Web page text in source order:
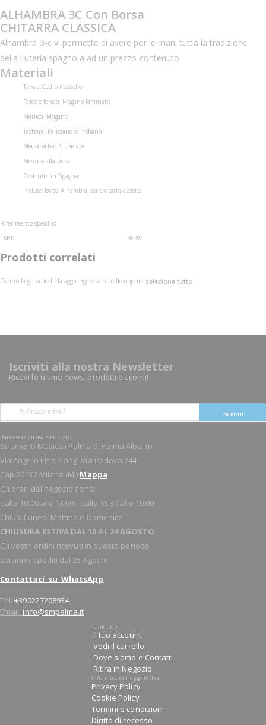
ALHAMBRA 3C Con Borsa
CHITARRA CLASSICA
Alhambra 3-c vi permette di avere per le mani tutta la tradizione
della liuteria spagnola ad un prezzo contenuto.
Materiali
Tavola:Cedro massello
Fasce e fondo: Mogano laminato
Manico: Mogano
Tastiera: Palissandro indiano
Meccaniche: Nichelate
Mosaico alla buca
Costruita in Spagna
Inclusa borsa Alhambra per chitarra classica
Riferimento specifico
SPC
804V
Prodotti correlati
Controlla gli articoli da aggiungere al carrello oppure seleziona tutto
Iscriviti alla nostra Newsletter
Ricevi le ultime news, prodotti e sconti!
ISCRIVITI
INFORMAZIONI NEGOZIO
Strumenti Musicali Palma di Palma Alberto
Via Angelo Emo 2 ang. Via Padova 244
Cap 20132 Milano (MI) Mappa
Gli orari del negozio sono:
dalle 10:00 alle 13:00 - dalle 15:30 alle 19:00
Chiusi Lunedì Mattina e Domenica
CHIUSURA ESTIVA DAL 10 AL 24 AGOSTO
Gli vostri ordini ricevuti in questo periodo
saranno spediti dal 25 Agosto
Contattaci su WhatsApp
Tel:+390227208934
Email: info@smpalma.it
Link utili
Il tuo account
Vedi il carrello
Dove siamo e Contatti
Ritira in Negozio
Informazioni aggiuntive
Privacy Policy
Cookie Policy
Termini e condizioni
Diritto di recesso